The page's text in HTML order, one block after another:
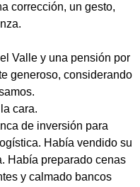
corrección, un gesto,
Valle y una pensión por
generoso, considerando
cara.
de inversión para
Había vendido su
Había preparado cenas
y calmado bancos